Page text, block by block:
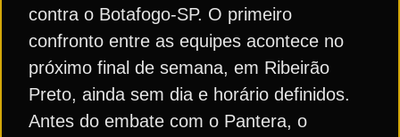
contra o Botafogo-SP. O primeiro
confronto entre as equipes acontece no
próximo final de semana, em Ribeirão
Preto, ainda sem dia e horário definidos.
Antes do embate com o Pantera, o